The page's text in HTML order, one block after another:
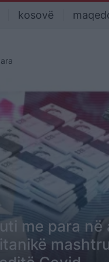
kosovë
me para në